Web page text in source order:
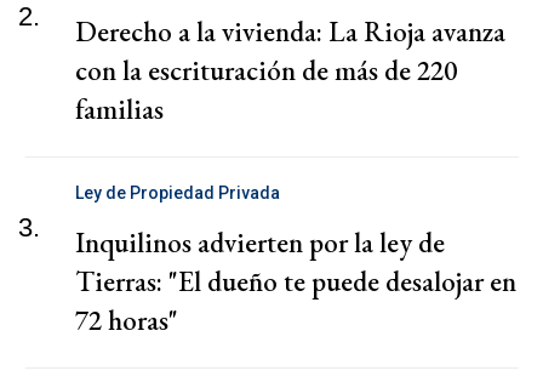
2.
Derecho a la vivienda: La Rioja avanza
con la escrituración de más de 220
familias
3.
Ley de Propiedad Privada
Inquilinos advierten por la ley de
Tierras: "El dueño te puede desalojar en
72 horas"